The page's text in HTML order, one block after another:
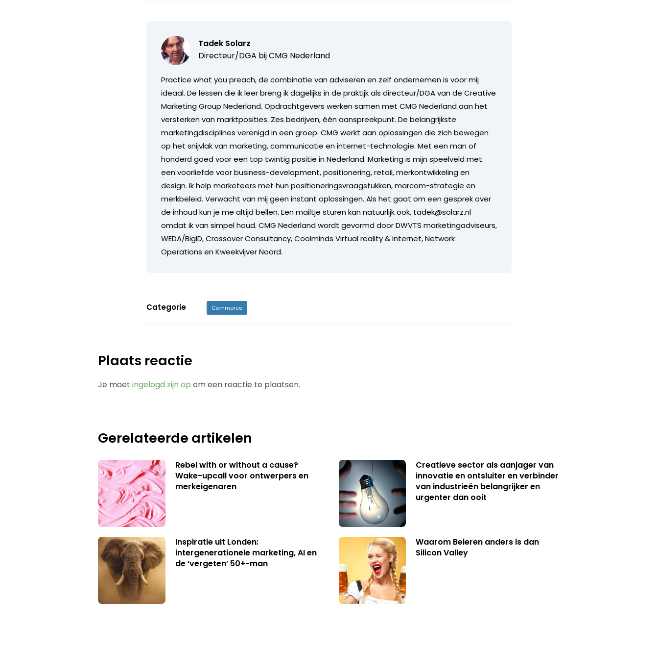
Tadek Solarz
Directeur/DGA bijCMG Nederland
Practice what you preach, de combinatie van adviseren en zelf ondernemen is voor mij
ideaal. De lessen die ik leer breng ik dagelijks in de praktijk als directeur/DGA van de Creative
Marketing Group Nederland. Opdrachtgevers werken samen met CMG Nederland aan het
versterken van marktposities. Zes bedrijven, één aanspreekpunt. De belangrijkste
marketingdisciplines verenigd in een groep. CMG werkt aan oplossingen die zich bewegen
op het snijvlak van marketing, communicatie en internet-technologie. Met een man of
honderd goed voor een top twintig positie in Nederland. Marketing is mijn speelveld met
een voorliefde voor business-development, positionering, retail, merkontwikkeling en
design. Ik help marketeers met hun positioneringsvraagstukken, marcom-strategie en
merkbeleid. Verwacht van mij geen instant oplossingen. Als het gaat om een gesprek over
de inhoud kun je me altijd bellen. Een mailtje sturen kan natuurlijk ook, tadek@solarz.nl
omdat ik van simpel houd. CMG Nederland wordt gevormd door DWVTS marketingadviseurs,
WEDA/BigID, Crossover Consultancy, Coolminds Virtual reality & internet, Network
Operations en Kweekvijver Noord.
Categorie Commerce
Plaats reactie
Je moetingelogd zijn op om een reactie te plaatsen.
Gerelateerde artikelen
Rebel with or without a cause?
Wake-upcall voor ontwerpers en
merkeigenaren
Creatieve sector als aanjager van
innovatie en ontsluiter en verbinder
van industrieën belangrijker en
urgenter dan ooit
Inspiratie uit Londen:
intergenerationele marketing, AI en
de ‘vergeten’ 50+-man
Waarom Beieren anders is dan
Silicon Valley